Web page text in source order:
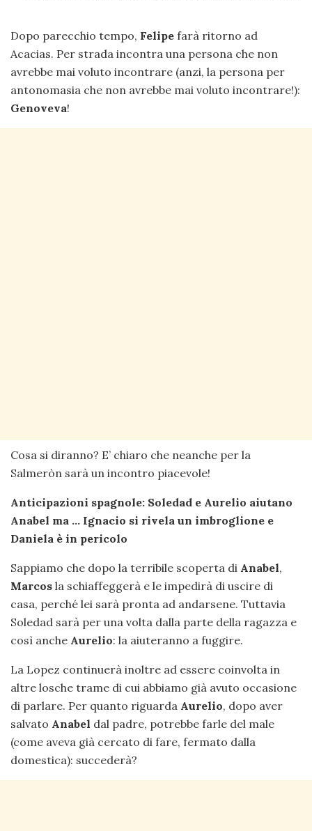
Dopo parecchio tempo, Felipe farà ritorno ad
Acacias. Per strada incontra una persona che non
avrebbe mai voluto incontrare (anzi, la persona per
antonomasia che non avrebbe mai voluto incontrare!):
Genoveva!
Cosa si diranno? E’ chiaro che neanche per la
Salmeròn sarà un incontro piacevole!
Anticipazioni spagnole: Soledad e Aurelio aiutano
Anabel ma … Ignacio si rivela un imbroglione e
Daniela è in pericolo
Sappiamo che dopo la terribile scoperta di Anabel,
Marcos la schiaffeggerà e le impedirà di uscire di
casa, perché lei sarà pronta ad andarsene. Tuttavia
Soledad sarà per una volta dalla parte della ragazza e
così anche Aurelio: la aiuteranno a fuggire.
La Lopez continuerà inoltre ad essere coinvolta in
altre losche trame di cui abbiamo già avuto occasione
di parlare. Per quanto riguarda Aurelio, dopo aver
salvato Anabel dal padre, potrebbe farle del male
(come aveva già cercato di fare, fermato dalla
domestica): succederà?